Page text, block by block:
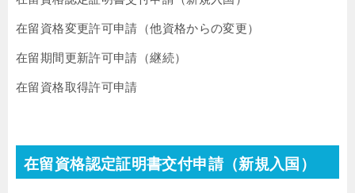
在留資格変更許可申請（他資格からの変更）
在留期間更新許可申請（継続）
在留資格取得許可申請
在留資格認定証明書交付申請（新規入国）